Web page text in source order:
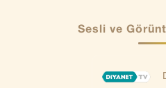
Sesli ve